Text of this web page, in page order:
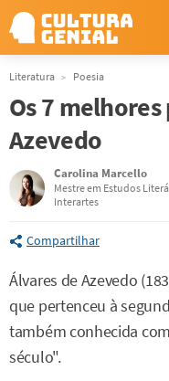
Literatura Poesia
Os 7
Azevedo
Carolina Marcello
Mestre em Estudos
Interartes
Compartilhar
Álvares de Azevedo
que pertenceu à
também conhecida
século".